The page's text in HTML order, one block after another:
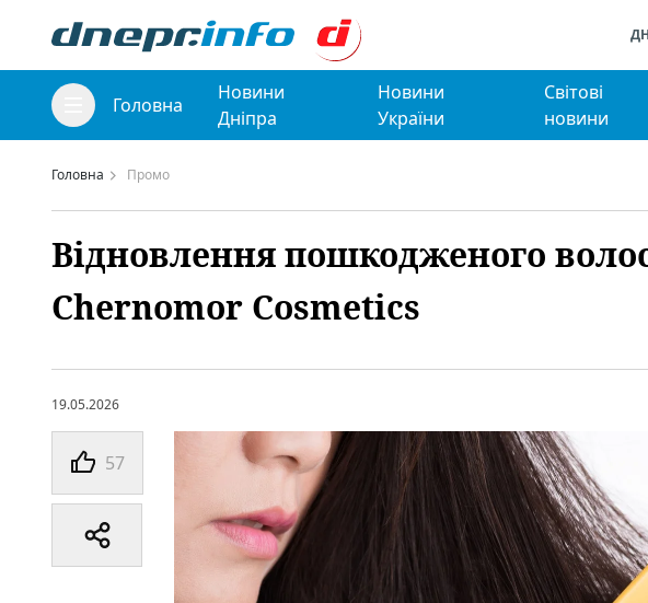
Головна
Новини
Дніпра
Новини
України
Світові
новини
Головна Промо
Відновлення пошкодженого
Chernomor Cosmetics
19.05.2026
57